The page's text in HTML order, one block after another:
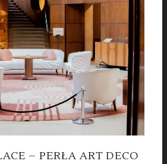
22 grudnia 2018
KOLEI CZAR
– PERŁA ART DECO